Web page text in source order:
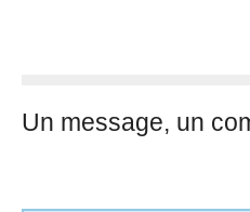
Un message, un